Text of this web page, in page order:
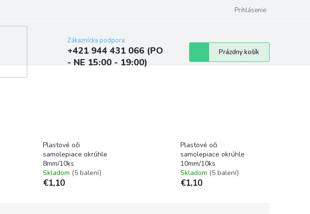
Najčastejšie otázky a odpovede
Prihlásenie
Zákaznícka podpora:
+421 944 431 066 (PO
- NE 15:00 - 19:00)
Nákupný
košík
Prázdny košík
Plastové oči
samolepiace okrúhle
8mm/10ks
Skladom (5 balení)
€1,10
Plastové oči
samolepiace okrúhle
10mm/10ks
Skladom (5 balení)
€1,10